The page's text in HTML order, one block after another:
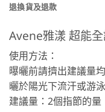
退換貨及退款
Avene雅漾 超能
使用方法：
曝曬前請擠出建議量
曬於陽光下流汗或游
建議量：2個指節的量